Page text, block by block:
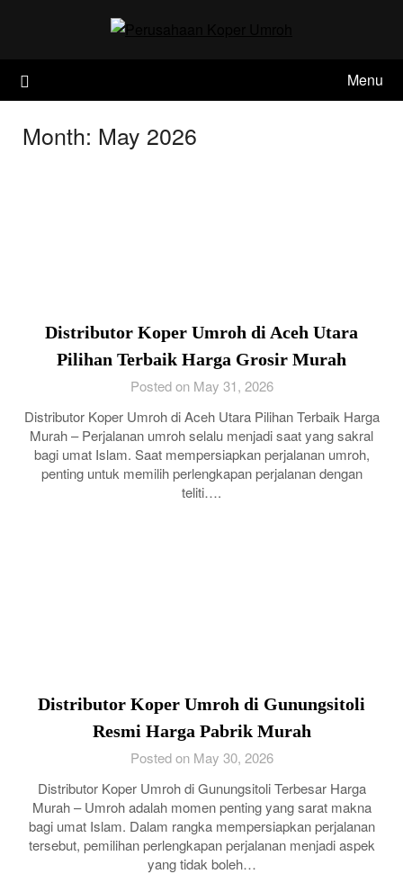
Menu
Month: May 2026
Distributor Koper Umroh di Aceh Utara
Pilihan Terbaik Harga Grosir Murah
Posted on May 31, 2026
Distributor Koper Umroh di Aceh Utara Pilihan Terbaik Harga
Murah – Perjalanan umroh selalu menjadi saat yang sakral
bagi umat Islam. Saat mempersiapkan perjalanan umroh,
penting untuk memilih perlengkapan perjalanan dengan
teliti….
Distributor Koper Umroh di Gunungsitoli
Resmi Harga Pabrik Murah
Posted on May 30, 2026
Distributor Koper Umroh di Gunungsitoli Terbesar Harga
Murah – Umroh adalah momen penting yang sarat makna
bagi umat Islam. Dalam rangka mempersiapkan perjalanan
tersebut, pemilihan perlengkapan perjalanan menjadi aspek
yang tidak boleh…